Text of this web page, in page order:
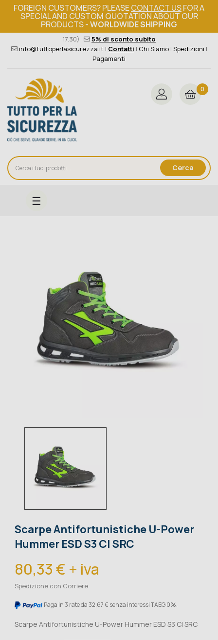
FOREIGN CUSTOMERS? PLEASECONTACT USFOR A
SPECIAL AND CUSTOM QUOTATION ABOUT OUR
PRODUCTS -WORLDWIDE SHIPPING
Ordine minimo 149€+iva 376 004 4000(Lun - Ven / 8.30 -
17.30)
5% di sconto subito
info@tuttoperlasicurezza.it | Contatti | Chi Siamo| Spedizioni |
Pagamenti
Cerca
0
navigazione
☰
Scarpe Antifortunistiche U-Power
Hummer ESD S3 CI SRC
80,33 € + iva
Spedizione con Corriere
Paga in 3 rate da 32,67 € senza interessi TAEG 0%.
Scarpe Antifortunistiche U-Power Hummer ESD S3 CI SRC